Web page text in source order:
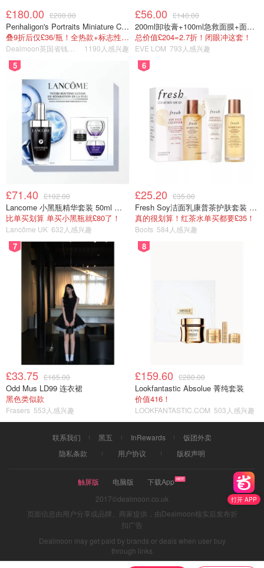
打开 APP
£180.00 £200.00
Penhaligon's Portraits Miniature Collection 香氛套装 5瓶装
叠9折后仅£36/瓶！全热款+标志性兽首头
1190人感兴趣
£56.00 £140.00
200ml卸妆膏+100ml急救面膜+面霜+洁颜布
总价值£204=2.7折！闭眼冲这套！
EVE LOM 793人感兴趣
5
£71.40 £102.00
Lancome 小黑瓶精华套装 50ml 价值£162
比单买划算 单买小黑瓶就£80了！
Lancôme UK 632人感兴趣
6
£25.20 £35.00
Fresh Soy洁面乳康普茶护肤套装 100ml
真的很划算！红茶水单买都要£35！
Boots 584人感兴趣
7
£33.75 £165.00
Odd Mus LD99 连衣裙
黑色类似款
Frasers 553人感兴趣
8
£159.60 £280.00
Lookfantastic Absolue 菁纯套装
价值416！
LOOKFANTASTIC.COM 503人感兴趣
联系我们 黑五 InRewards
饭团外卖
隐私条款
用户协议 版权声明
触屏版 电脑版
下载App
2017©dealmoon.co.uk
页面信息由用户分享或品牌、商家提供，由Dealmoon核实后发布折
扣广告
Dealmoon may get paid by brands or deals when user buy
through links